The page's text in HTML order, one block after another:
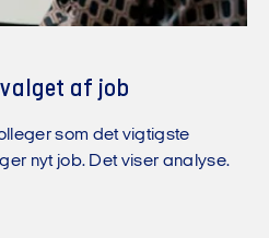
af job
som det vigtigste
nyt job. Det viser analyse.